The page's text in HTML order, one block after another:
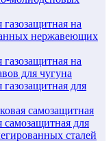
на
нержавеющих
на
для чугуна
для
самозащитная
для
сталей